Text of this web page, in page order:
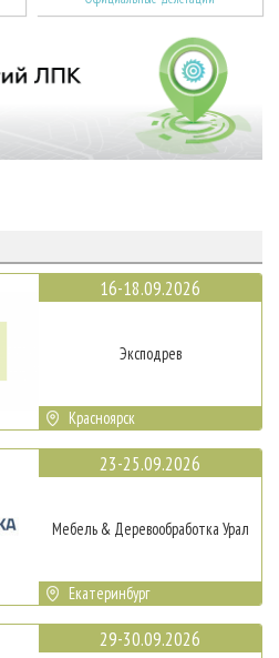
16-18.09.2026
Эксподрев
Красноярск
23-25.09.2026
Мебель & Деревообработка Урал
Екатеринбург
29-30.09.2026